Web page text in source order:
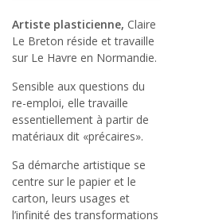
Artiste plasticienne, Claire
Le Breton réside et travaille
sur Le Havre en Normandie.
Sensible aux questions du
re-emploi, elle travaille
essentiellement à partir de
matériaux dit «précaires».
Sa démarche artistique se
centre sur le papier et le
carton, leurs usages et
l’infinité des transformations